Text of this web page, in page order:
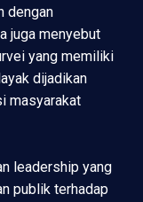
dengan
juga menyebut
yang memiliki
dijadikan
masyarakat
leadership yang
publik terhadap